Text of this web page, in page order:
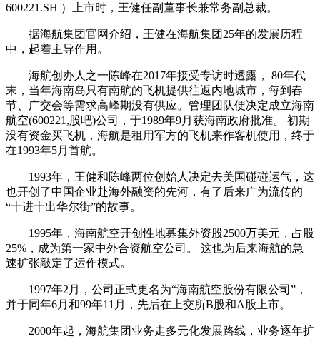
600221.SH ）上市时，王健任副董事长兼常务副总裁。
据海航集团官网介绍，王健在海航集团25年的发展历程
中，起着主导作用。
海航创办人之一陈峰在2017年接受专访时透露， 80年代
末，当年海南岛只有南航的飞机提供往返内地城市，每到春
节、广交会等需求高峰期没有供应。管理团队便决定成立海南
航空(600221,股吧)公司，于1989年9月获海南政府批准。 初期
没有资金买飞机，海航是租用军方的飞机来作客机使用，终于
在1993年5月首航。
1993年，王健和陈峰两位创始人决定去美国碰碰运气，这
也开创了中国企业赴海外融资的先河，有了后来广为流传的
“十进十出华尔街”的故事。
1995年，海南航空开创性地募集外资股2500万美元，占股
25%，成为第一家中外合资航空公司。 这也为后来海航的急
速扩张敲定了运作模式。
1997年2月，公司正式更名为“海南航空股份有限公司”，
并于同年6月和99年11月，先后在上交所B股和A股上市。
2000年起，海航集团业务走多元化发展路线，业务逐年扩